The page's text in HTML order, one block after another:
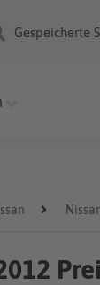
Gespeicherte